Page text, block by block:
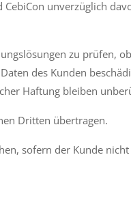
unverzüglich
zu prüfen,
des Kunden
Haftung bleiben
Dritten übertragen.
sofern der Kunde